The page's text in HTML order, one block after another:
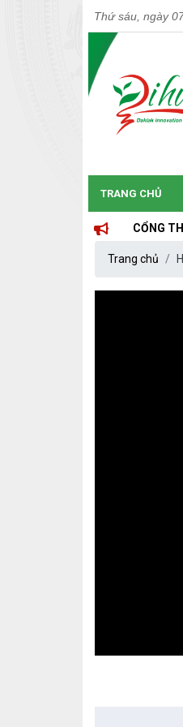
Thứ sáu, ngày
TRANG CHỦ
CỔNG THÔNG TIN
Trang chủ